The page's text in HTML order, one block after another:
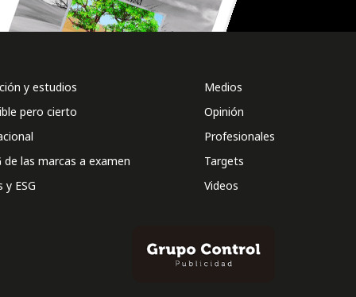
y estudios
pero cierto
de las marcas a examen
y ESG
Medios
Opinión
Profesionales
Targets
Videos